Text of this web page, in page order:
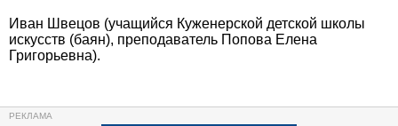
Иван Швецов (учащийся Куженерской детской школы
искусств (баян), преподаватель Попова Елена
Григорьевна).